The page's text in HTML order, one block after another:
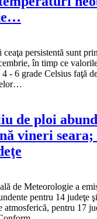
persistentă sunt
în timp ce
- 6 grade Celsius faţă
de ploi
vineri seara;
de Meteorologie a
pentru 14 judeţe
atmosferică, pentru 17